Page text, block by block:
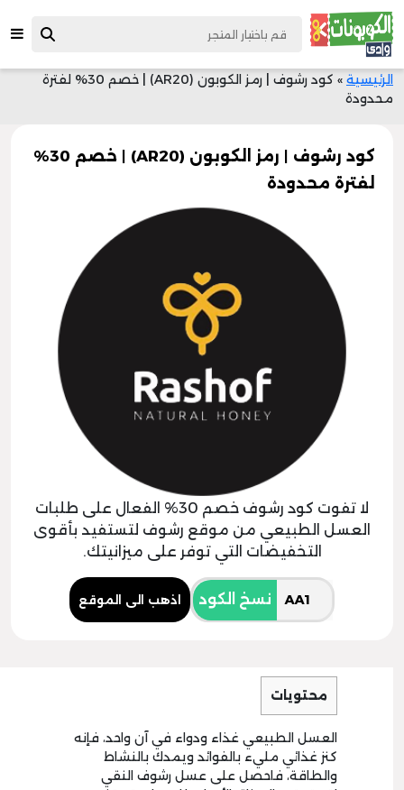
الرئيسية »
كود رشوف | رمز الكوبون (AR20) | خصم 30% لفترة
محدودة
كود رشوف | رمز الكوبون (AR20) | خصم 30%
لفترة محدودة
لا تفوت كود رشوف خصم 30% الفعال على طلبات
العسل الطبيعي من موقع رشوف لتستفيد بأقوى
التخفيضات التي توفر على ميزانيتك.
نسخ الكود اذهب الى الموقع
محتويات
العسل الطبيعي غذاء ودواء في آن واحد، فإنه
كنز غذائي مليء بالفوائد ويمدك بالنشاط
والطاقة، فاحصل على عسل رشوف النقي